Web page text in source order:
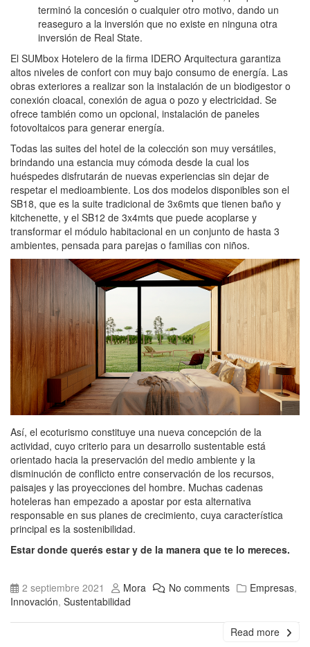
terminó la concesión o cualquier otro motivo, dando un
reaseguro a la inversión que no existe en ninguna otra
inversión de Real State.
El SUMbox Hotelero de la firma IDERO Arquitectura garantiza
altos niveles de confort con muy bajo consumo de energía. Las
obras exteriores a realizar son la instalación de un biodigestor o
conexión cloacal, conexión de agua o pozo y electricidad. Se
ofrece también como un opcional, instalación de paneles
fotovoltaicos para generar energía.
Todas las suites del hotel de la colección son muy versátiles,
brindando una estancia muy cómoda desde la cual los
huéspedes disfrutarán de nuevas experiencias sin dejar de
respetar el medioambiente. Los dos modelos disponibles son el
SB18, que es la suite tradicional de 3x6mts que tienen baño y
kitchenette, y el SB12 de 3x4mts que puede acoplarse y
transformar el módulo habitacional en un conjunto de hasta 3
ambientes, pensada para parejas o familias con niños.
Así, el ecoturismo constituye una nueva concepción de la
actividad, cuyo criterio para un desarrollo sustentable está
orientado hacia la preservación del medio ambiente y la
disminución de conflicto entre conservación de los recursos,
paisajes y las proyecciones del hombre. Muchas cadenas
hoteleras han empezado a apostar por esta alternativa
responsable en sus planes de crecimiento, cuya característica
principal es la sostenibilidad.
Estar donde querés estar y de la manera que te lo mereces.
2 septiembre 2021 Mora No comments Empresas,
Innovación, Sustentabilidad
Read more